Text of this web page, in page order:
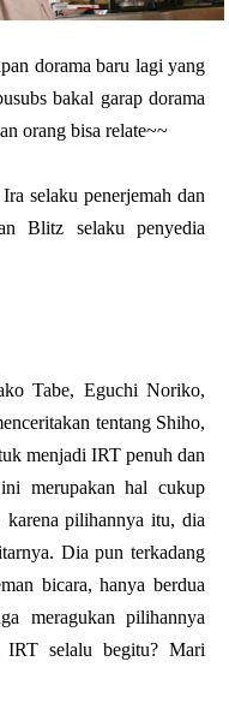
dorama baru lagi yang
bakal garap dorama
orang bisa relate~~
selaku penerjemah dan
Blitz selaku penyedia
Tabe, Eguchi Noriko,
tentang Shiho,
menjadi IRT penuh dan
merupakan hal cukup
pilihannya itu, dia
Dia pun terkadang
bicara, hanya berdua
meragukan pilihannya
IRT selalu begitu? Mari